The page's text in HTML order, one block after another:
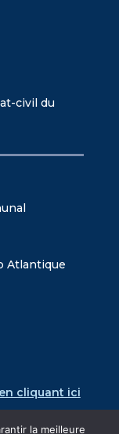
civil du
Atlantique
en cliquant ici
la meilleure